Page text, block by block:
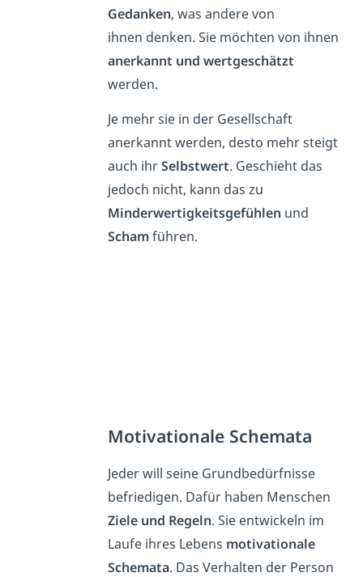
Gedanken, was andere von
ihnen denken. Sie möchten von ihnen
anerkannt und wertgeschätzt
werden.
Je mehr sie in der Gesellschaft
anerkannt werden, desto mehr steigt
auch ihrSelbstwert. Geschieht das
jedoch nicht, kann das zu
Minderwertigkeitsgefühlen und
Schamführen.
Motivationale Schemata
Jeder will seine Grundbedürfnisse
befriedigen. Dafür haben Menschen
Ziele und Regeln. Sie entwickeln im
Laufe ihres Lebens motivationale
Schemata. Das Verhalten der Person